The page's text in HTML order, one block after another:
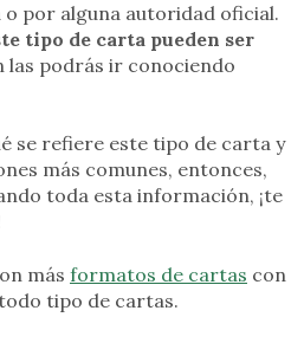
por alguna autoridad oficial.
tipo de carta pueden ser
las podrás ir conociendo
se refiere este tipo de carta y
más comunes, entonces,
toda esta información, ¡te
más formatos de cartas con
tipo de cartas.